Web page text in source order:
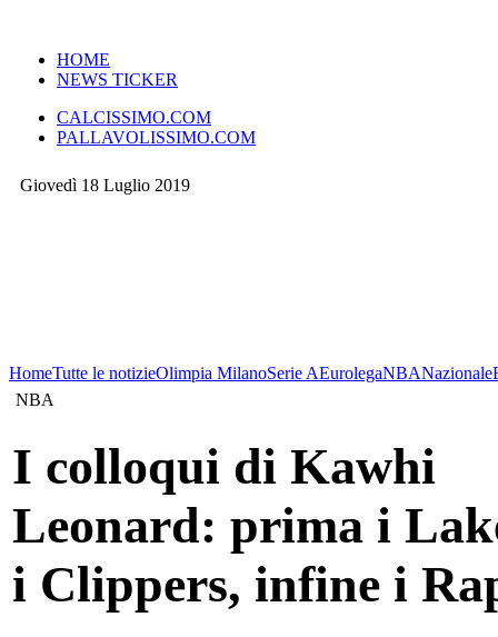
HOME
NEWS TICKER
CALCISSIMO.COM
PALLAVOLISSIMO.COM
Giovedì 18 Luglio 2019
HomeTutte le notizieOlimpia MilanoSerie AEurolegaNBANazionale
NBA
I colloqui di Kawhi
Leonard: prima i
i Clippers, infine i